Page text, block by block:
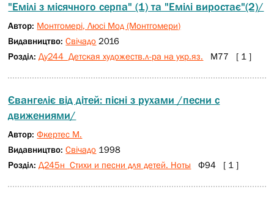
"Емілі з місячного серпа" (1) та "Емілі виростає"(2)/
Автор: Монтгомері, Люсі Мод (Монтгомери)
Видавництво:Свічадо 2016
Розділ: Ду244 Детская художеств.л-ра на укр.яз. М77 [ 1 ]
Євангеліє від дітей: пісні з рухами /песни с
движениями/
Автор:Фкертес М.
Видавництво:Свічадо 1998
Розділ: Д245н Стихи и песни для детей. Ноты Ф94 [ 1 ]